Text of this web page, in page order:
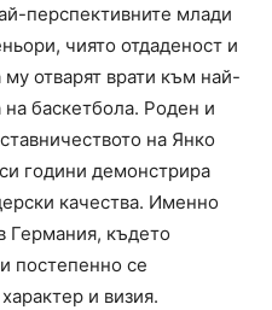
перспективните млади
чиято отдаденост и
отварят врати към най-
баскетбола. Роден и
на Янко
години демонстрира
качества. Именно
Германия, където
постепенно се
и визия.